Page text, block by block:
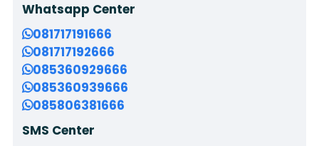
Whatsapp Center
081717191666
081717192666
085360929666
085360939666
085806381666
SMS Center